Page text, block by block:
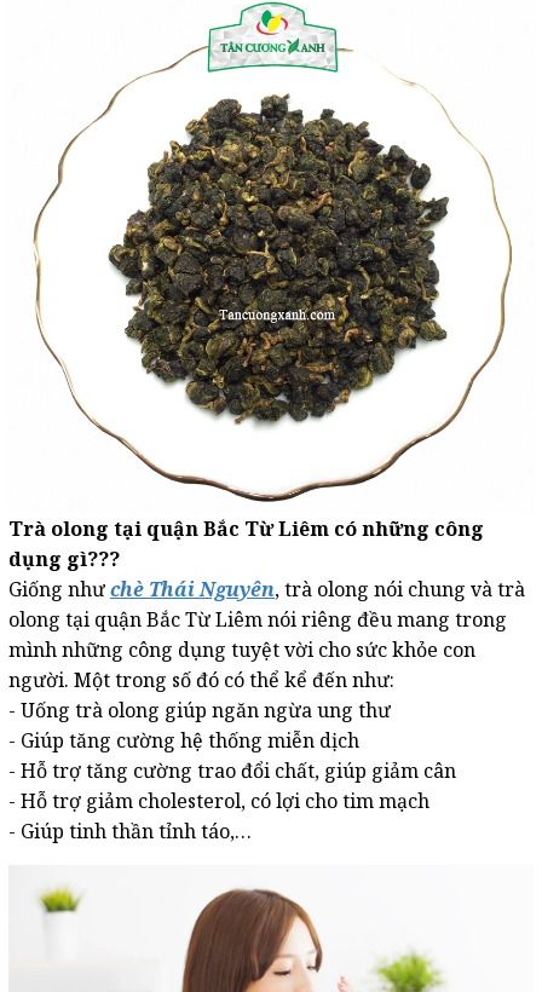
Trà olong tại quận Bắc Từ Liêm có những công
dụng gì???
Giống nhưchè Thái Nguyên, trà olong nói chung và trà
olong tại quận Bắc Từ Liêm nói riêng đều mang trong
mình những công dụng tuyệt vời cho sức khỏe con
người. Một trong số đó có thể kể đến như:
- Uống trà olong giúp ngăn ngừa ung thư
- Giúp tăng cường hệ thống miễn dịch
- Hỗ trợ tăng cường trao đổi chất, giúp giảm cân
- Hỗ trợ giảm cholesterol, có lợi cho tim mạch
- Giúp tinh thần tỉnh táo,…